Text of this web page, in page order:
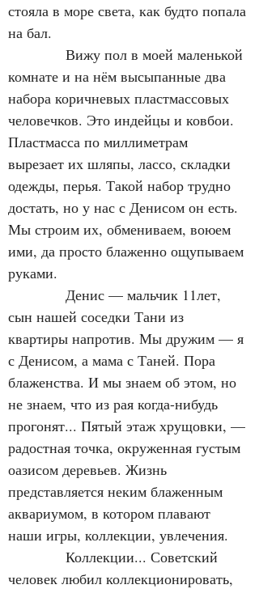
стояла в море света, как будто попала
на бал.
Вижу пол в моей маленькой
комнате и на нём высыпанные два
набора коричневых пластмассовых
человечков. Это индейцы и ковбои.
Пластмасса по миллиметрам
вырезает их шляпы, лассо, складки
одежды, перья. Такой набор трудно
достать, но у нас с Денисом он есть.
Мы строим их, обмениваем, воюем
ими, да просто блаженно ощупываем
руками.
Денис — мальчик 11лет,
сын нашей соседки Тани из
квартиры напротив. Мы дружим — я
с Денисом, а мама с Таней. Пора
блаженства. И мы знаем об этом, но
не знаем, что из рая когда-нибудь
прогонят... Пятый этаж хрущовки, —
радостная точка, окруженная густым
оазисом деревьев. Жизнь
представляется неким блаженным
аквариумом, в котором плавают
наши игры, коллекции, увлечения.
Коллекции... Советский
человек любил коллекционировать,